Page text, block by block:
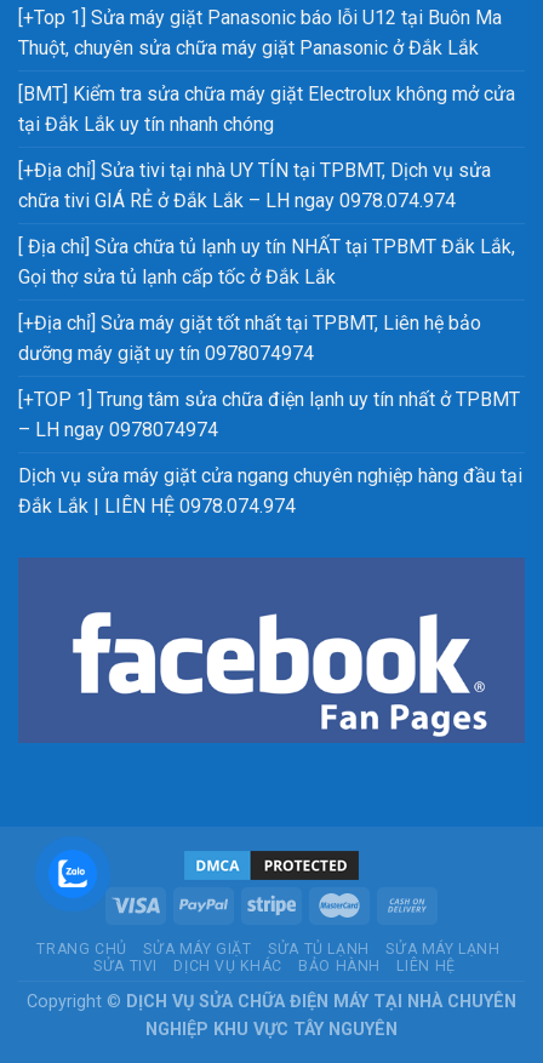
[+Top 1] Sửa máy giặt Panasonic báo lỗi U12 tại Buôn Ma
Thuột, chuyên sửa chữa máy giặt Panasonic ở Đắk Lắk
[BMT] Kiểm tra sửa chữa máy giặt Electrolux không mở cửa
tại Đắk Lắk uy tín nhanh chóng
[+Địa chỉ] Sửa tivi tại nhà UY TÍN tại TPBMT, Dịch vụ sửa
chữa tivi GIÁ RẺ ở Đắk Lắk – LH ngay 0978.074.974
[ Địa chỉ] Sửa chữa tủ lạnh uy tín NHẤT tại TPBMT Đắk Lắk,
Gọi thợ sửa tủ lạnh cấp tốc ở Đắk Lắk
[+Địa chỉ] Sửa máy giặt tốt nhất tại TPBMT, Liên hệ bảo
dưỡng máy giặt uy tín 0978074974
[+TOP 1] Trung tâm sửa chữa điện lạnh uy tín nhất ở TPBMT
– LH ngay 0978074974
Dịch vụ sửa máy giặt cửa ngang chuyên nghiệp hàng đầu tại
Đắk Lắk | LIÊN HỆ 0978.074.974
TRANG CHỦ SỬA MÁY GIẶT SỬA TỦ LẠNH
SỬA MÁY LẠNH
SỬA TIVI
DỊCH VỤ KHÁC BẢO HÀNH LIÊN HỆ
Copyright © DỊCH VỤ SỬA CHỮA ĐIỆN MÁY TẠI NHÀ CHUYÊN
NGHIỆP KHU VỰC TÂY NGUYÊN